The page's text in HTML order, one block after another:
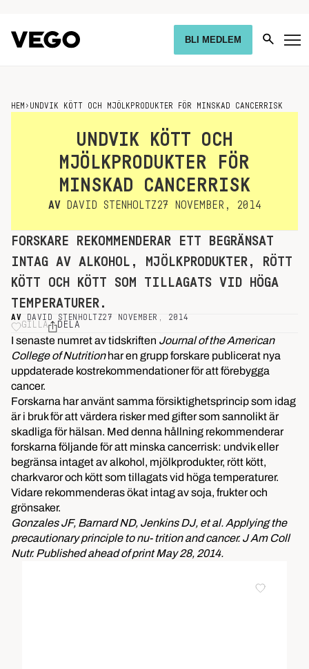
BLI MEDLEM
HEM › UNDVIK KÖTT OCH MJÖLKPRODUKTER FÖR MINSKAD CANCERRISK
UNDVIK KÖTT OCH
MJÖLKPRODUKTER FÖR
MINSKAD CANCERRISK
AV DAVID STENHOLTZ27 NOVEMBER, 2014
FORSKARE REKOMMENDERAR ETT BEGRÄNSAT
INTAG AV ALKOHOL, MJÖLKPRODUKTER, RÖTT
KÖTT OCH KÖTT SOM TILLAGATS VID HÖGA
TEMPERATURER.
AV DAVID STENHOLTZ27 NOVEMBER, 2014
GILLA DELA
I senaste numret av tidskriften Journal of the American
College of Nutritionhar en grupp forskare publicerat nya
uppdaterade kostrekommendationer för att förebygga
cancer.
Forskarna har använt samma försiktighetsprincip som idag
är i bruk för att värdera risker med gifter som sannolikt är
skadliga för hälsan. Med denna hållning rekommenderar
forskarna följande för att minska cancerrisk: undvik eller
begränsa intaget avalkohol, mjölkprodukter, rött kött,
charkvaror och kött som tillagats vid höga temperaturer.
Vidare rekommenderas ökat intag avsoja, frukter och
grönsaker.
Gonzales JF, Barnard ND, Jenkins DJ, et al. Applying the
precautionary principle to nu- trition and cancer. J Am Coll
Nutr. Published ahead of print May 28, 2014.